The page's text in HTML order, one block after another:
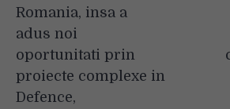
Romania, insa a
adus noi
oportunitati prin
proiecte complexe in
Defence,